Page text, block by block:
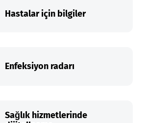
Hastalar için bilgiler
Enfeksiyon radarı
Sağlık hizmetlerinde